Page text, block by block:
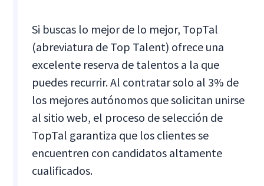
Si buscas lo mejor de lo mejor, TopTal
(abreviatura de Top Talent) ofrece una
excelente reserva de talentos a la que
puedes recurrir. Al contratar solo al 3% de
los mejores autónomos que solicitan unirse
al sitio web, el proceso de selección de
TopTal garantiza que los clientes se
encuentren con candidatos altamente
cualificados.